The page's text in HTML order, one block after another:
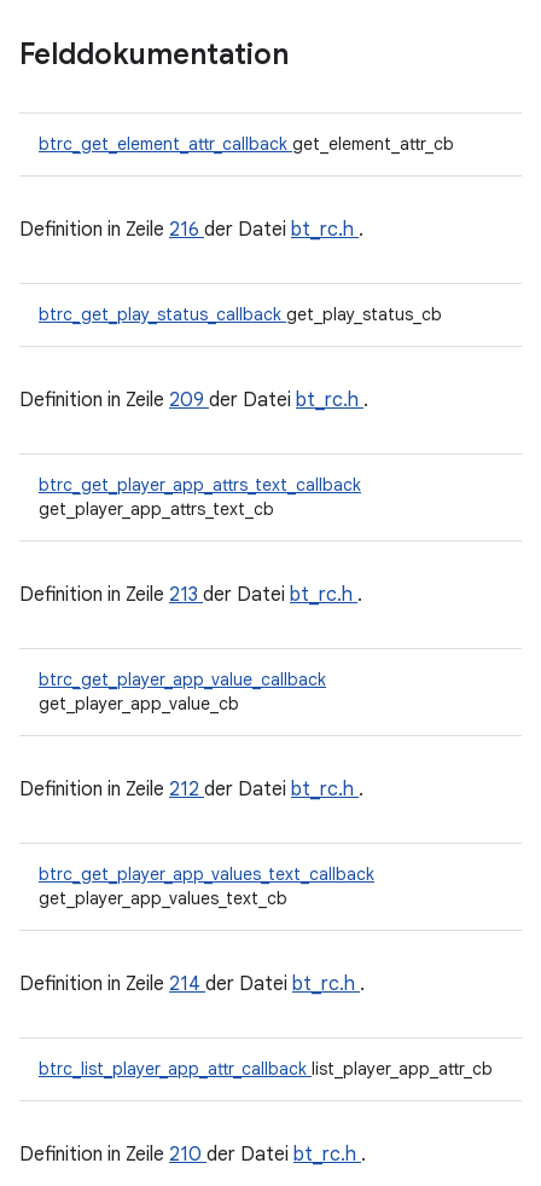
Felddokumentation
btrc_get_element_attr_callback get_element_attr_cb
Definition in Zeile 216 der Datei bt_rc.h .
btrc_get_play_status_callback get_play_status_cb
Definition in Zeile 209 der Datei bt_rc.h .
btrc_get_player_app_attrs_text_callback
get_player_app_attrs_text_cb
Definition in Zeile 213 der Datei bt_rc.h .
btrc_get_player_app_value_callback
get_player_app_value_cb
Definition in Zeile 212 der Datei bt_rc.h .
btrc_get_player_app_values_text_callback
get_player_app_values_text_cb
Definition in Zeile 214 der Datei bt_rc.h .
btrc_list_player_app_attr_callback list_player_app_attr_cb
Definition in Zeile 210 der Datei bt_rc.h .